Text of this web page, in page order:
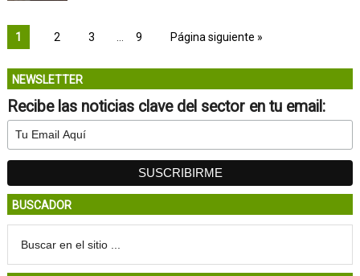
1 2 3 9 Página siguiente »
NEWSLETTER
Recibe las noticias clave del sector en tu email:
BUSCADOR